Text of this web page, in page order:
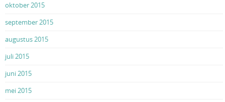
oktober 2015
september 2015
augustus 2015
juli 2015
juni 2015
mei 2015